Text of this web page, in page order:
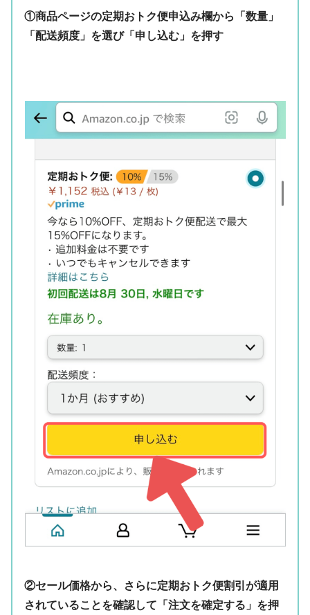
①商品ページの定期おトク便申込み欄から「数量」
「配送頻度」を選び「申し込む」を押す
②セール価格から、さらに定期おトク便割引が適用
されていることを確認して「注文を確定する」を押